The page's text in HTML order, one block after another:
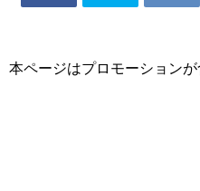
本ページはプロモーション